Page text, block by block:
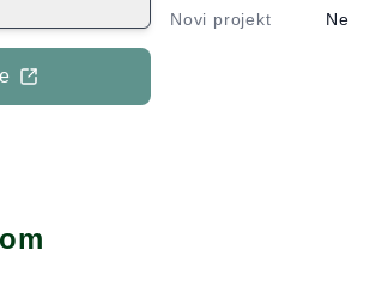
je južno
kuće preko
nekoliko
Novi projekt Ne